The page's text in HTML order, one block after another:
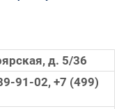
д. 5/36
91-02, +7 (499)